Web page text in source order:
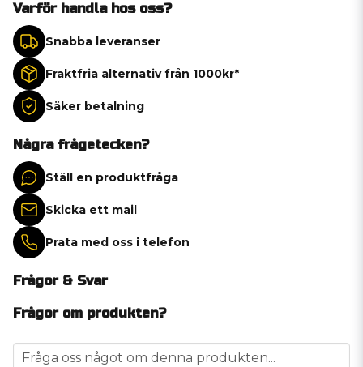
Varför handla hos oss?
Snabba leveranser
Fraktfria alternativ från 1000kr*
Säker betalning
Några frågetecken?
Ställ en produktfråga
Skicka ett mail
Prata med oss i telefon
Frågor & Svar
Frågor om produkten?
question
Fråga oss något om denna produkten...